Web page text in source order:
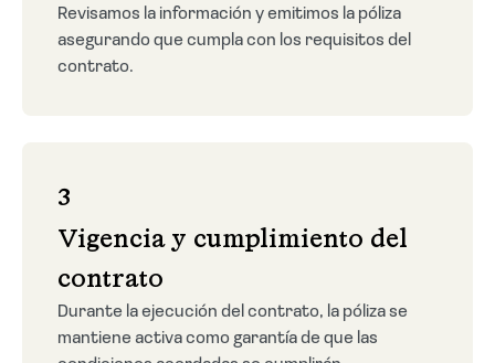
Revisamos la información y emitimos la póliza
asegurando que cumpla con los requisitos del
contrato.
3
Vigencia y cumplimiento del
contrato
Durante la ejecución del contrato, la póliza se
mantiene activa como garantía de que las